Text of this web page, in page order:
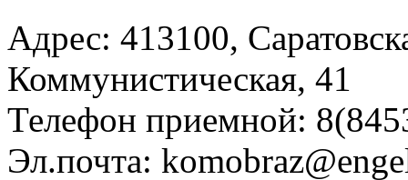
Адрес: 413100,
Коммунистическая, 41
Телефон приемной:
Эл.почта: